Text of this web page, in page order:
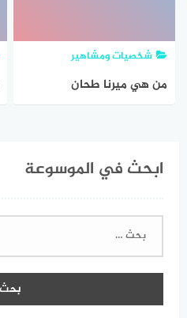
شخصيات ومشاهير
من هي ميرنا طحان
ابحث في الموسوعة
البحث